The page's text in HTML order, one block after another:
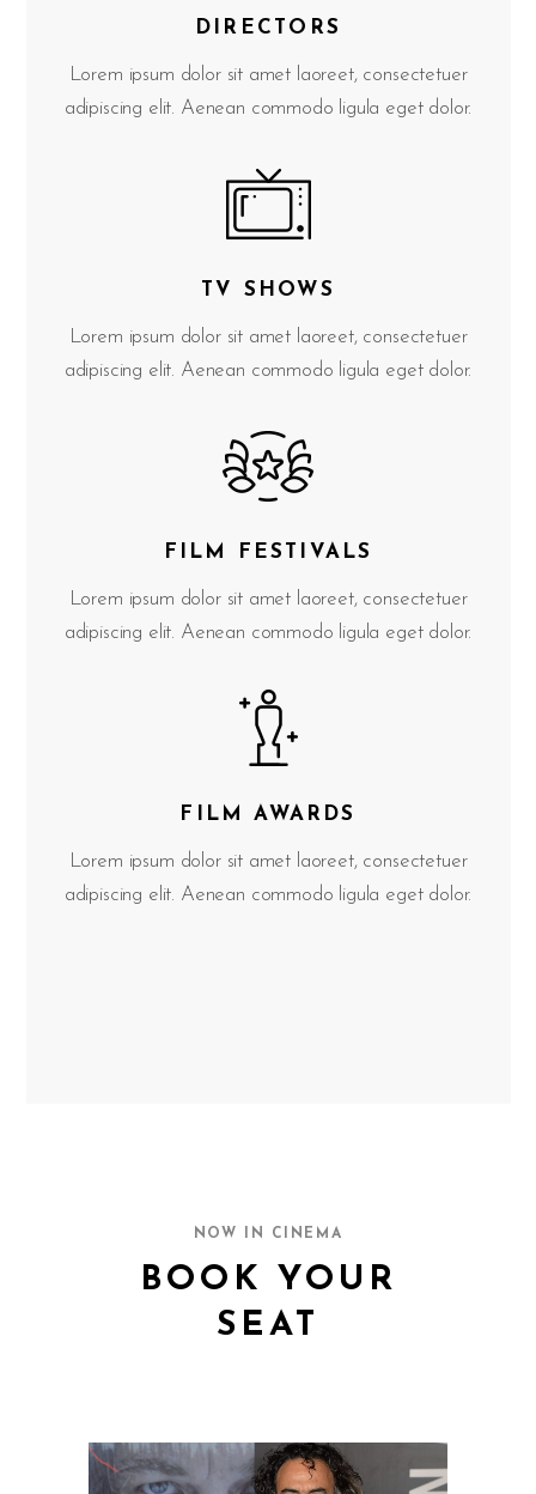
DIRECTORS
Lorem ipsum dolor sit amet laoreet, consectetuer
adipiscing elit. Aenean commodo ligula eget dolor.
TV SHOWS
Lorem ipsum dolor sit amet laoreet, consectetuer
adipiscing elit. Aenean commodo ligula eget dolor.
FILM FESTIVALS
Lorem ipsum dolor sit amet laoreet, consectetuer
adipiscing elit. Aenean commodo ligula eget dolor.
FILM AWARDS
Lorem ipsum dolor sit amet laoreet, consectetuer
adipiscing elit. Aenean commodo ligula eget dolor.
NOW IN CINEMA
BOOK YOUR
SEAT